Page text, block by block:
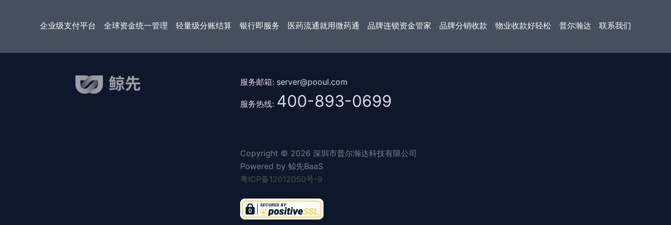
企业级支付平台 全球资金统一管理 轻量级分账结算 银行即服务 医药流通就用微药通 品牌连锁资金管家 品牌分销收款 物业收款好轻松 普尔瀚达 联系我们
服务邮箱: server@pooul.com
服务热线: 400-893-0699
Copyright © 2026 深圳市普尔瀚达科技有限公司
Powered by 鲸先BaaS
粤ICP备12012050号-9